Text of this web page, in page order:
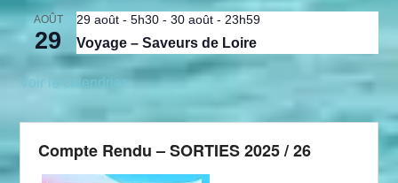
AOÛT
29
29 août - 5h30 -30 août - 23h59
Voyage – Saveurs de Loire
Voir le calendrier
Compte Rendu – SORTIES 2025 / 26